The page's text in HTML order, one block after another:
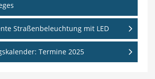
Straßenbeleuchtung mit LED
Termine 2025